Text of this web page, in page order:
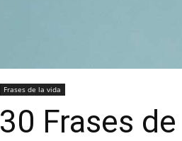
Frases de la vida
30 Frases